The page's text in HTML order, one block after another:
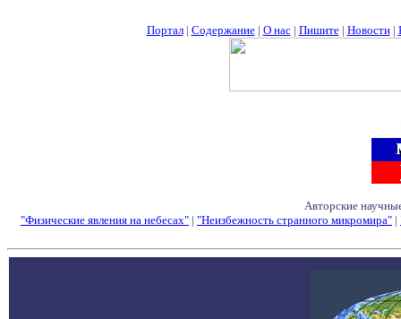
Портал| Содержание| О нас| Пишите| Новости|
Авторские
"Физические явления на небесах" | "Неизбежность странного микромира" |